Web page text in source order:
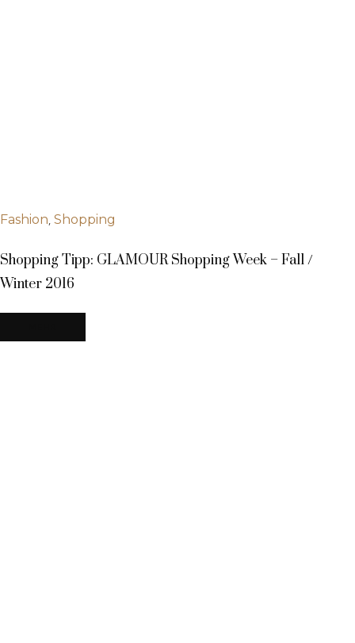
Fashion, Shopping
Shopping Tipp: GLAMOUR Shopping Week – Fall /
Winter 2016